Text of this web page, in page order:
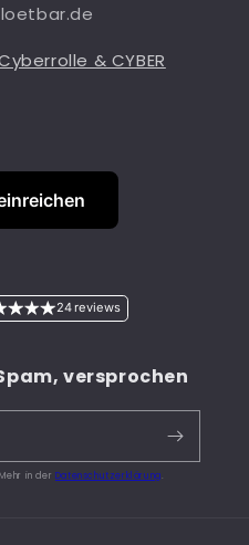
& CYBER
24 reviews
versprochen
in der Datenschutzerklärung.